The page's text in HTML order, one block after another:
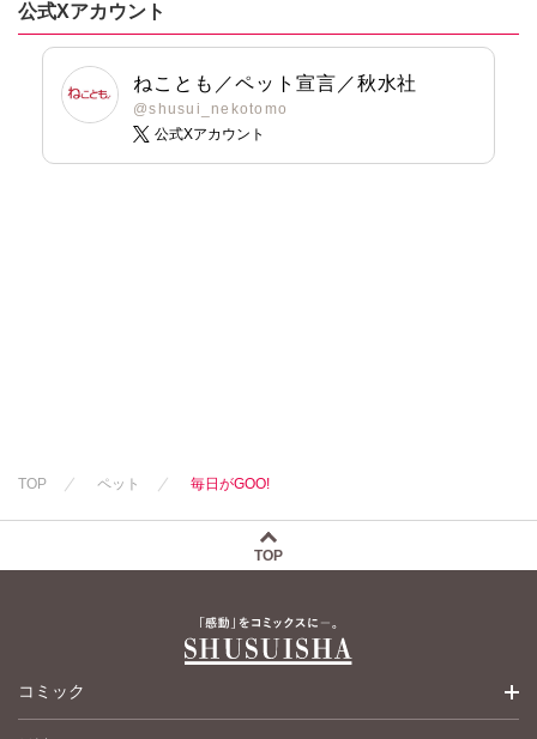
公式Xアカウント
ねことも／ペット宣言／秋水社
@shusui_nekotomo
公式Xアカウント
TOP ペット 毎日がGOO!
TOP
コミック